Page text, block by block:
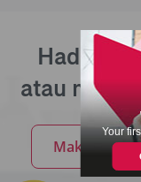
Hadapi
atau
Maklumkan